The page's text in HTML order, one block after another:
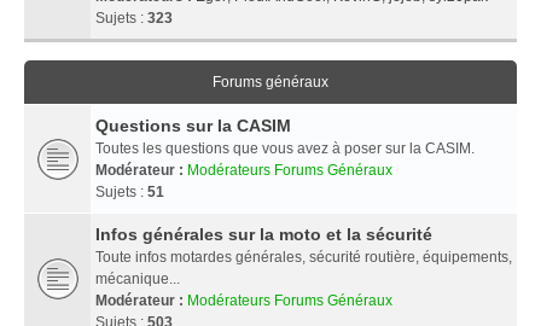
Sujets : 323
Forums généraux
Questions sur la CASIM
Toutes les questions que vous avez à poser sur la CASIM.
Modérateur : Modérateurs Forums Généraux
Sujets : 51
Infos générales sur la moto et la sécurité
Toute infos motardes générales, sécurité routière, équipements,
mécanique...
Modérateur : Modérateurs Forums Généraux